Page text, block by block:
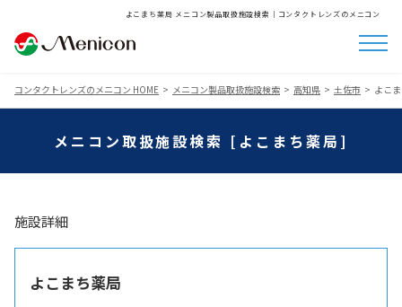
よこまち薬局 メニコン製品取扱施設検索│コンタクトレンズのメニコン
コンタクトレンズのメニコン HOME メニコン製品取扱施設検索 高知県 土佐市 よこ
メニコン取扱施設検索 [よこまち薬局]
施設詳細
よこまち薬局